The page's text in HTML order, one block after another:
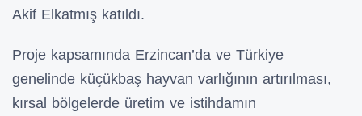
Akif Elkatmış katıldı.
Proje kapsamında Erzincan’da ve Türkiye
genelinde küçükbaş hayvan varlığının artırılması,
kırsal bölgelerde üretim ve istihdamın